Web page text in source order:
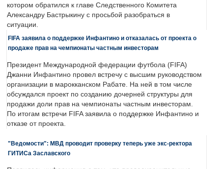
котором обратился к главе Следственного Комитета
Александру Бастрыкину с просьбой разобраться в
ситуации.
FIFA заявила о поддержке Инфантино и отказалась от проекта о
продаже прав на чемпионаты частным инвесторам
Президент Международной федерации футбола (FIFA)
Джанни Инфантино провел встречу с высшим руководством
организации в марокканском Рабате. На ней в том числе
обсуждался проект по созданию дочерней структуры для
продажи доли прав на чемпионаты частным инвесторам.
По итогам встречи FIFA заявила о поддержке Инфантино и
отказе от проекта.
"Ведомости": МВД проводит проверку теперь уже экс-ректора
ГИТИСа Заславского